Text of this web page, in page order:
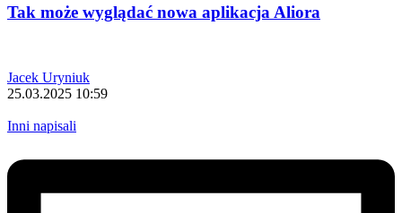
Tak może wyglądać nowa aplikacja Aliora
Jacek Uryniuk
25.03.2025 10:59
Inni napisali